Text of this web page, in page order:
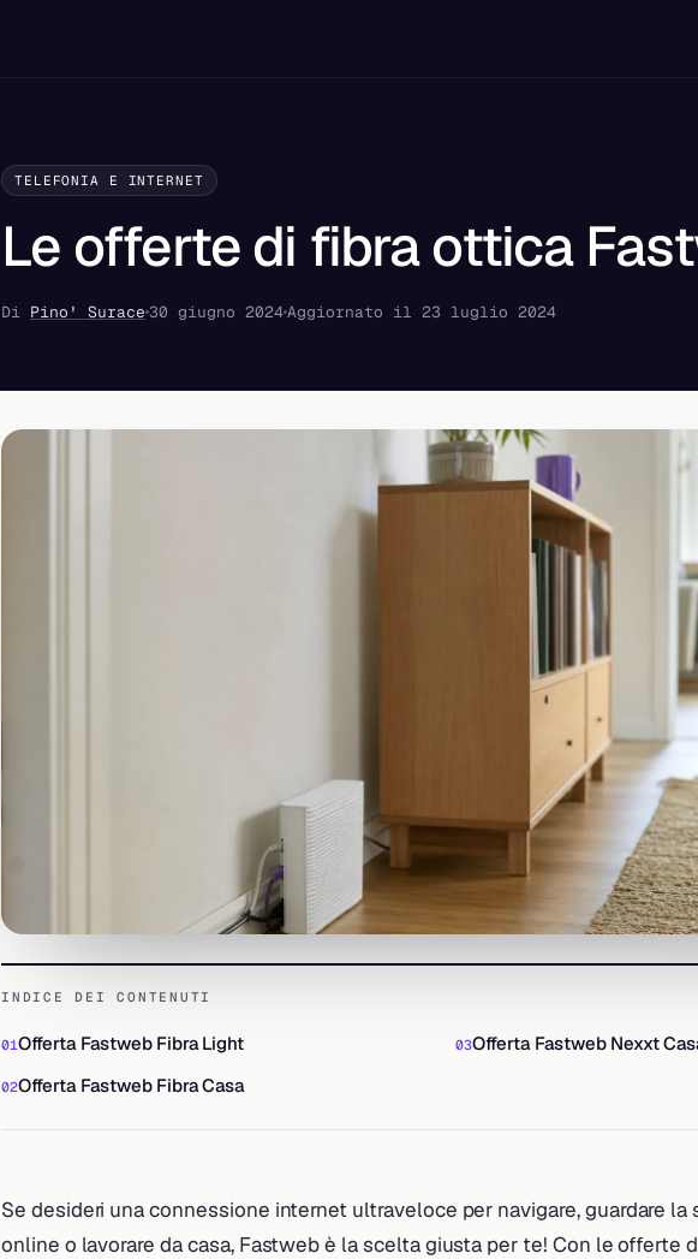
TELEFONIA E INTERNET
Le offerte di fibra ottica
Di Pino' Surace 30 giugno 2024Aggiornato il 23 luglio 2024
INDICE DEI CONTENUTI
Offerta Fastweb Fibra Light
Offerta Fastweb Fibra Casa
Offerta Fastweb Nexxt
Se desideri una connessione internet ultraveloce per navigare, guardare la
online o lavorare da casa, Fastweb è la scelta giusta per te! Con le offerte